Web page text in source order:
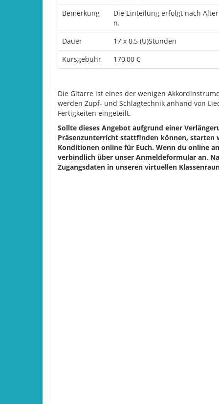
Bemerkung
Die Einteilung erfolgt nach
n.
Dauer
17 x 0,5 (U)Stunden
Kursgebühr
170,00 €
Die Gitarre ist eines der wenigen
werden Zupf- und Schlagtechnik anhand von
Fertigkeiten eingeteilt.
Sollte dieses Angebot aufgrund einer
Präsenzunterricht stattfinden können, starten
Konditionen online für Euch. Wenn du online
verbindlich über unser Anmeldeformular an.
Zugangsdaten in unseren virtuellen